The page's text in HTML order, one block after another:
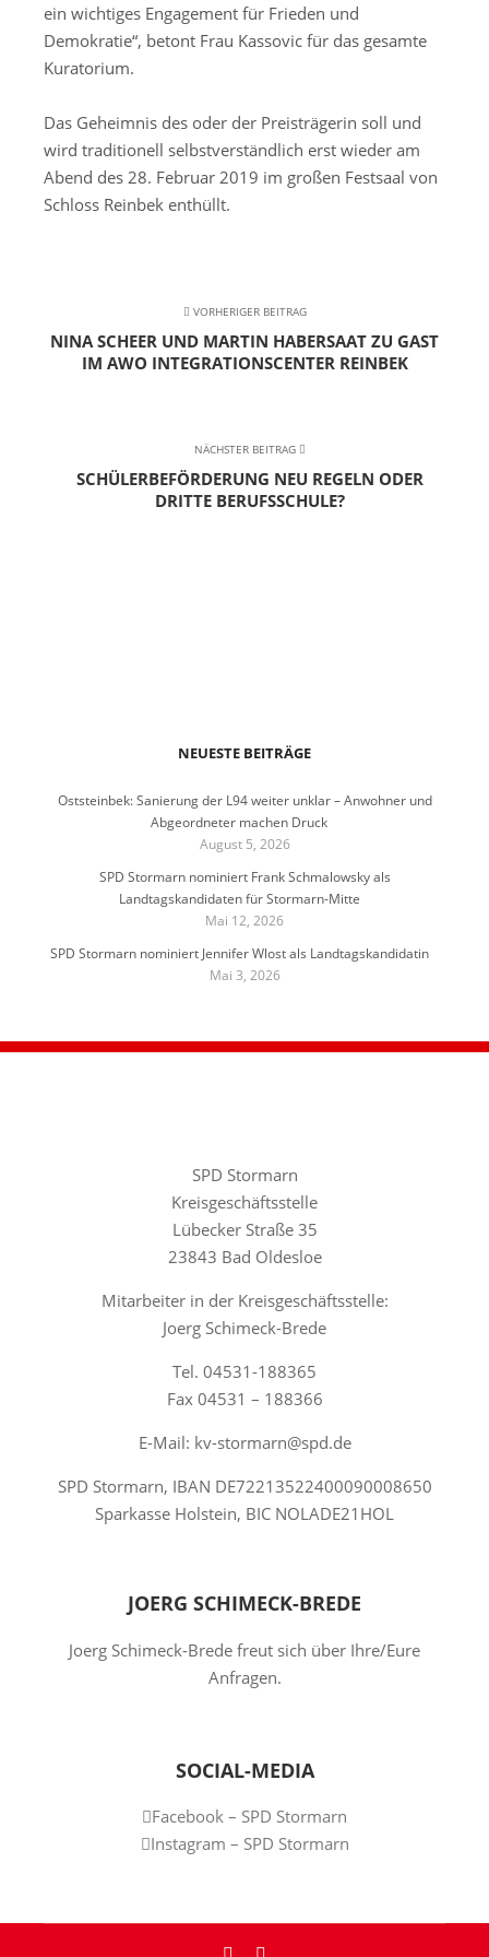
ein wichtiges Engagement für Frieden und
Demokratie“, betont Frau Kassovic für das gesamte
Kuratorium.
Das Geheimnis des oder der Preisträgerin soll und
wird traditionell selbstverständlich erst wieder am
Abend des 28. Februar 2019 im großen Festsaal von
Schloss Reinbek enthüllt.
VORHERIGER BEITRAG
NINA SCHEER UND MARTIN HABERSAAT ZU GAST
IM AWO INTEGRATIONSCENTER REINBEK
NÄCHSTER BEITRAG
SCHÜLERBEFÖRDERUNG NEU REGELN ODER
DRITTE BERUFSSCHULE?
NEUESTE BEITRÄGE
Oststeinbek: Sanierung der L94 weiter unklar – Anwohner und
Abgeordneter machen Druck
August 5, 2026
SPD Stormarn nominiert Frank Schmalowsky als
Landtagskandidaten für Stormarn-Mitte
Mai 12, 2026
SPD Stormarn nominiert Jennifer Wlost als Landtagskandidatin
Mai 3, 2026
SPD Stormarn
Kreisgeschäftsstelle
Lübecker Straße 35
23843 Bad Oldesloe
Mitarbeiter in der Kreisgeschäftsstelle:
Joerg Schimeck-Brede
Tel. 04531-188365
Fax 04531 – 188366
E-Mail: kv-stormarn@spd.de
SPD Stormarn, IBAN DE72213522400090008650
Sparkasse Holstein, BIC NOLADE21HOL
JOERG SCHIMECK-BREDE
Joerg Schimeck-Brede freut sich über Ihre/Eure
Anfragen.
SOCIAL-MEDIA
Facebook – SPD Stormarn
Instagram – SPD Stormarn